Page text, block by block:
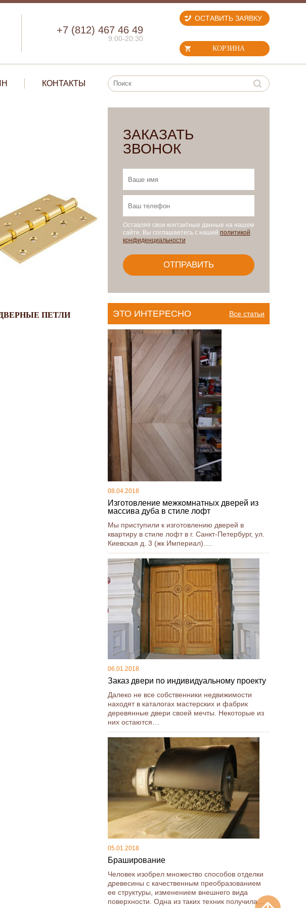
+7 (812) 467 46 49
9:00-20:30
ОСТАВИТЬ ЗАЯВКУ
КОРЗИНА
КОНТАКТЫ
ПЕТЛИ
ЗАКАЗАТЬ
ЗВОНОК
Оставляя свои контактные данные на нашем
сайте, Вы соглашаетесь с нашей политикой
конфиденциальности.
ЭТО ИНТЕРЕСНО Все статьи
08.04.2018
Изготовление межкомнатных дверей из
массива дуба в стиле лофт
Мы приступили к изготовлению дверей в
квартиру в стиле лофт в г. Санкт-Петербург, ул.
Киевская д. 3 (жк Империал)….
06.01.2018
Заказ двери по индивидуальному проекту
Далеко не все собственники недвижимости
находят в каталогах мастерских и фабрик
деревянные двери своей мечты. Некоторые из
них остаются…
05.01.2018
Браширование
Человек изобрел множество способов отделки
древесины с качественным преобразованием
ее структуры, изменением внешнего вида
поверхности. Одна из таких техник получила…